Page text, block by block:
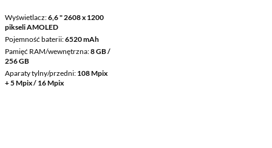
Wyświetlacz 6,6 " 2608 x 1200
pikseli AMOLED
Pojemność baterii 6520 mAh
Pamięć RAM/wewnętrzna 8 GB /
256 GB
Aparaty tylny/przedni 108 Mpix
+ 5 Mpix / 16 Mpix